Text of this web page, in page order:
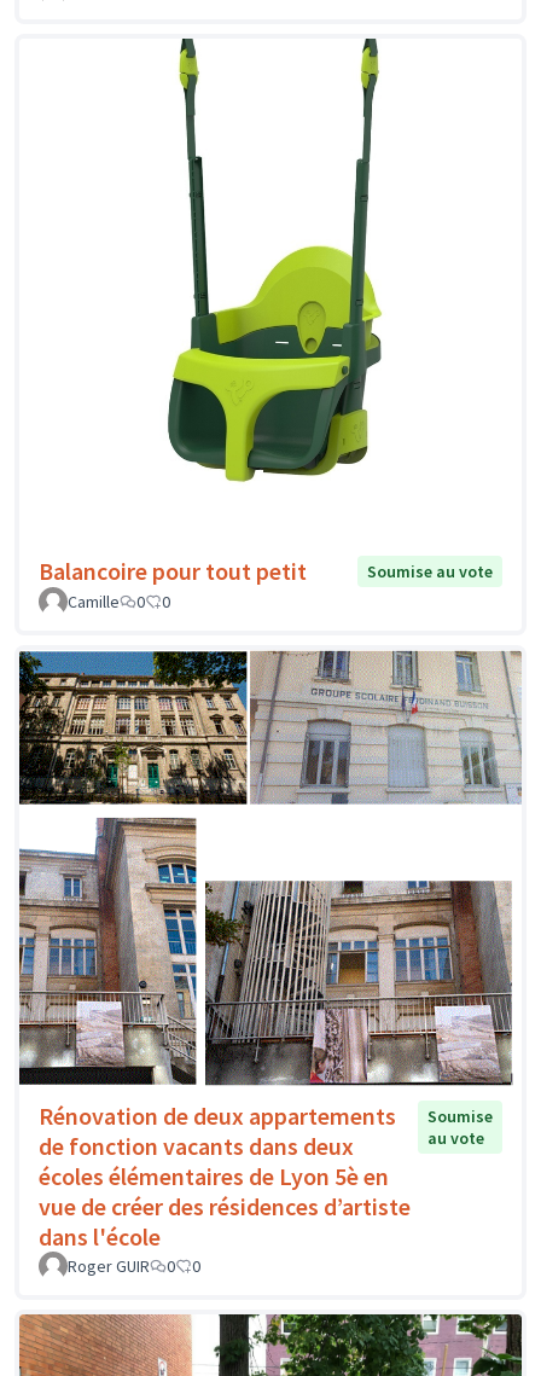
Balancoire pour tout petit
Soumise au vote
Camille
0 0
Rénovation de deux appartements
de fonction vacants dans deux
écoles élémentaires de Lyon 5è en
vue de créer des résidences d’artiste
dans l'école
Soumise
au vote
Roger GUIR 0 0